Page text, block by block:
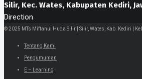
Silir, Kec. Wates, Kabupaten Kediri,
Direction
© 2025 MTs Miftahul Huda Silir | Silir, Wates, Kab. Kediri |
Tentang Kami
Pengumuman
E – Learning